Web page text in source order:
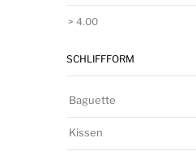
> 4.00
SCHLIFFFORM
Baguette
Kissen